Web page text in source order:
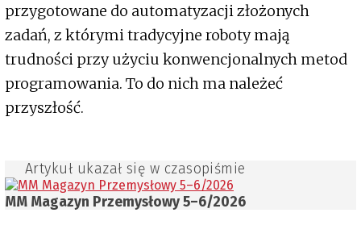
przygotowane do automatyzacji złożonych
zadań, z którymi tradycyjne roboty mają
trudności przy użyciu konwencjonalnych metod
programowania. To do nich ma należeć
przyszłość.
Artykuł ukazał się w czasopiśmie
MM Magazyn Przemysłowy 5–6/2026